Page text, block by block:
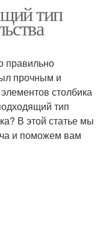
тип
правильно
прочным и
столбика
тип
В этой статье мы
и поможем вам